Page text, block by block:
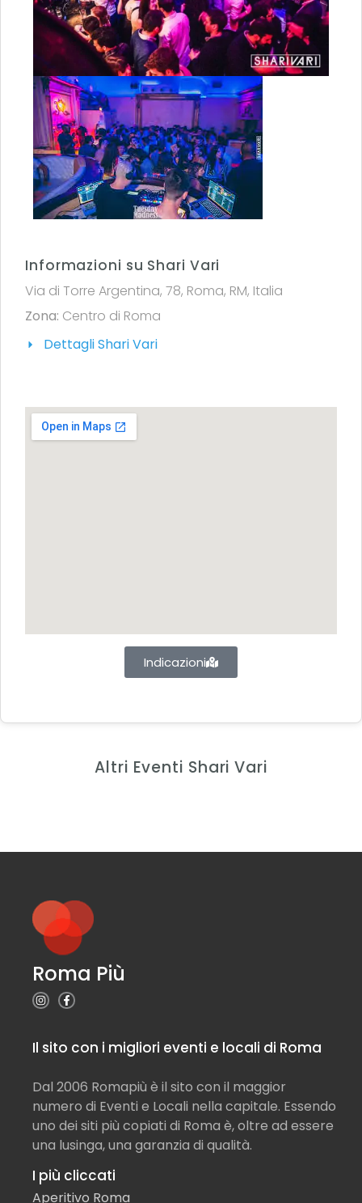
Informazioni su Shari Vari
Via di Torre Argentina, 78, Roma, RM, Italia
Zona: Centro di Roma
Dettagli Shari Vari
Indicazioni
Altri Eventi Shari Vari
Roma Più
Il sito con i migliori eventi e locali di Roma
Dal 2006 Romapiù è il sito con il maggior
numero di Eventi e Locali nella capitale. Essendo
uno dei siti più copiati di Roma è, oltre ad essere
una lusinga, una garanzia di qualità.
I più cliccati
Aperitivo Roma